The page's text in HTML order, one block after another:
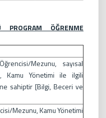
ÖĞRENME
Mezunu, sayısal
Kamu Yönetimi ile ilgili
sahiptir [Bilgi, Beceri ve
Mezunu, Kamu Yönetimi